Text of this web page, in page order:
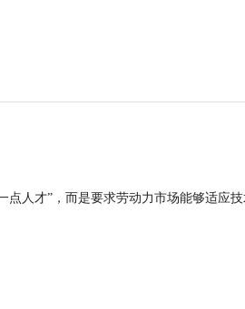
点人才”，而是要求劳动力市场能够适应